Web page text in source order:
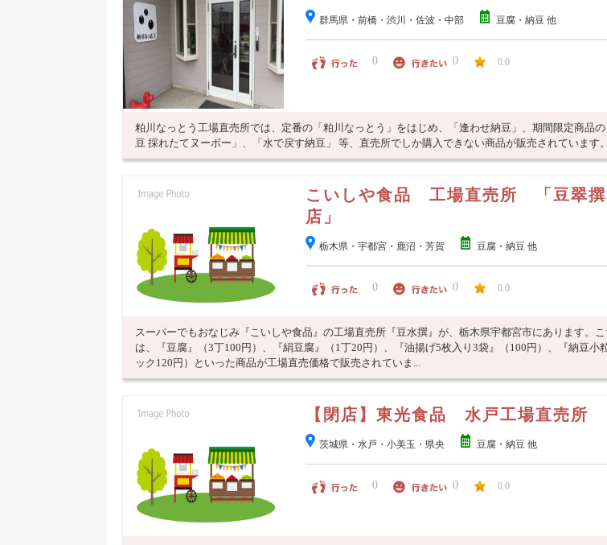
群馬県・前橋・渋川・佐波・中部 豆腐・納豆 他
0 0 0.0
粕川なっとう工場直売所では、定番の「粕川なっとう」をはじめ、「逢わせ納豆」、期間限定商品
豆 採れたてヌーボー」、「水で戻す納豆」 等、直売所でしか購入できない商品が販売されています。
こいしや食品 工場直売所 「豆翠
店」
栃木県・宇都宮・鹿沼・芳賀 豆腐・納豆 他
0 0 0.0
スーパーでもおなじみ『こいしや食品』の工場直売所『豆水撰』が、栃木県宇都宮市にあります。
は、『豆腐』（3丁100円）、『絹豆腐』（1丁20円）、『油揚げ5枚入り3袋』（100円）、『納豆小
ック120円）といった商品が工場直売価格で販売されていま...
【閉店】東光食品 水戸工場直売所
茨城県・水戸・小美玉・県央 豆腐・納豆 他
0 0 0.0